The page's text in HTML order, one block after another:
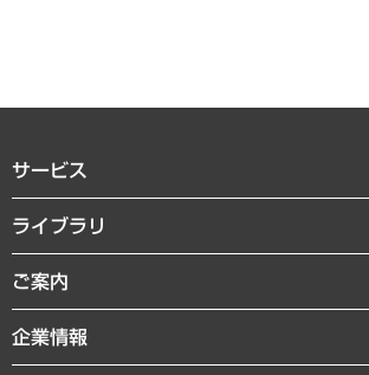
サービス
経営戦略
組織・人事戦略
デジタルイノベーション
ライブラリ
経済調査
レポート
コラム
ご案内
セミナー・イベント情報
MUFGビジネスセミナー
企業情報